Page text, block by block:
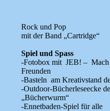
Rock und Pop
mit der Band „Cartridge“
Spiel und Spass
-Fotobox mit JEB! – Mach
Freunden
-Basteln am Kreativstand
-Outdoor-Bücherleseecke
„Bücherwurm“
-Ennetbaden-Spiel für alle